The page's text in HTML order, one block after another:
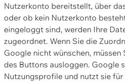
Nutzerkonto bereitstellt, über
oder ob kein Nutzerkonto
eingeloggt sind, werden Ihre
zugeordnet. Wenn Sie die
Google nicht wünschen,
des Buttons ausloggen. Google
Nutzungsprofile und nutzt sie für